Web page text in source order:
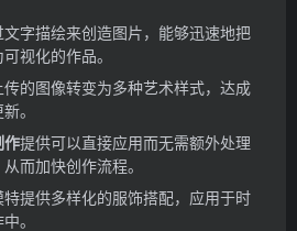
文字描绘来创造图片，能够迅速地把
视化的作品。
传的图像转变为多种艺术样式，达成
。
作提供可以直接应用而无需额外处理
而加快创作流程。
特提供多样化的服饰搭配，应用于时
。